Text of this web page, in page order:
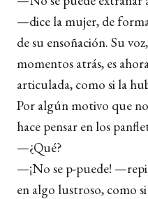
—dice la mujer, de
de su ensoñación. Su
momentos atrás, es
articulada, como si la
Por algún motivo que
hace pensar en los
—¿Qué?
—¡No se p-puede!
en algo lustroso, como